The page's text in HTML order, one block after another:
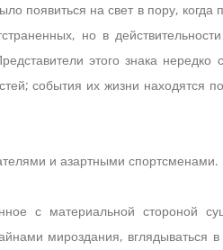
появиться на свет в пору, когда
но в
этого знака
события их жизни находятся
и азартными спортсменами.
с материальной стороной
мироздания, вглядываться в